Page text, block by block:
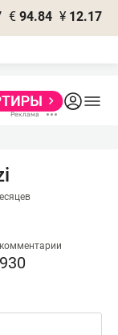
€ 94.84 ¥ 12.17
комментарии
930